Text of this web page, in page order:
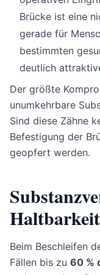
Brücke ist eine
gerade für
bestimmten
deutlich
Der größte
unumkehrbare
Sind diese Zähne
Befestigung der
geopfert werden.
Beim Beschleifen
Fällen bis zu 60 %